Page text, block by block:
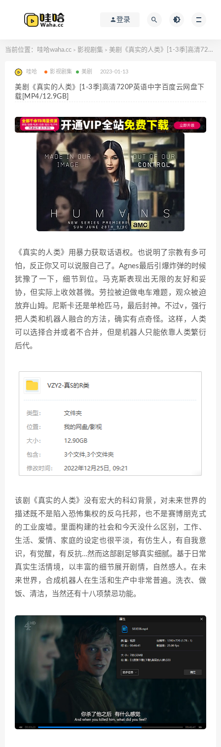
登录
当前位置： 哇哈waha.cc > 影视剧集 > 美剧《真实的人类》[1-3季]高清720P英语中字百度云网盘下载[MP4/12.9GB]
哇哈 影视剧集 美剧 2023-01-13
美剧《真实的人类》[1-3季]高清720P英语中字百度云网盘下
载[MP4/12.9GB]
《真实的人类》用暴力获取话语权。也说明了宗教有多可
怕，反正你又可以说服自己了。Agnes最后引爆炸弹的时候
犹豫了一下，细节到位。马克斯表现出无限的友好和妥
协，但实际上收效甚微。劳拉被迫做电车难题，观众被迫
放弃山姆。尼斯卡还是单枪匹马，最后封神。不过v，强行
把人类和机器人融合的方法，确实有点奇怪。这样，人类
可以选择合并或者不合并，但是机器人只能依靠人类繁衍
后代。
该剧《真实的人类》没有宏大的科幻背景，对未来世界的
描述既不是陷入恐怖集权的反乌托邦，也不是赛博朋克式
的工业废墟。里面构建的社会和今天没什么区别，工作、
生活、爱情、家庭的设定也很平淡，有仿生人，有自我意
识，有觉醒，有反抗…然而这部剧足够真实细腻。基于日常
真实生活情境，以丰富的细节展开剧情，自然感人。在未
来世界，合成机器人在生活和生产中非常普遍。洗衣、做
饭、清洁，当然还有十八项禁忌功能。